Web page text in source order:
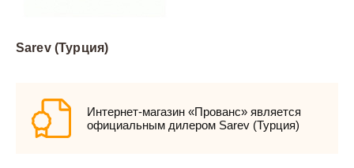
Sarev (Турция)
Интернет-магазин «Прованс» является
официальным дилером Sarev (Турция)